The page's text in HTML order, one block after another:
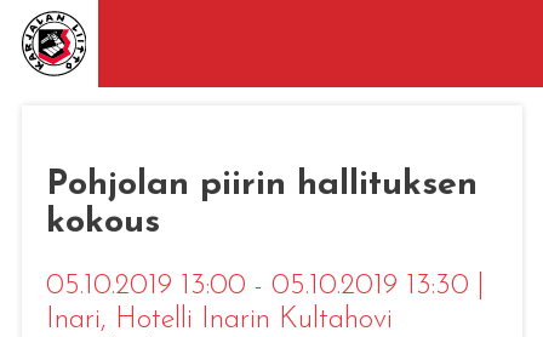
Pohjolan piirin hallituksen
kokous
05.10.2019 13:00 - 05.10.2019 13:30
Inari, Hotelli Inarin Kultahovi